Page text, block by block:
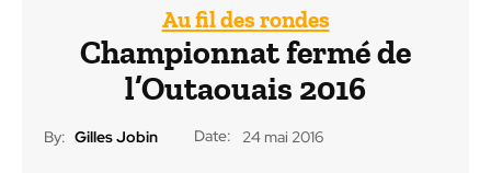
Au fil des rondes
Championnat fermé de
l’Outaouais 2016
By: Gilles Jobin Date: 24 mai 2016